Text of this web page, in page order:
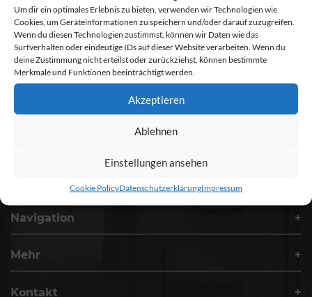
Um dir ein optimales Erlebnis zu bieten, verwenden wir Technologien wie
Cookies, um Geräteinformationen zu speichern und/oder darauf zuzugreifen.
Wenn du diesen Technologien zustimmst, können wir Daten wie das
Surfverhalten oder eindeutige IDs auf dieser Website verarbeiten. Wenn du
deine Zustimmung nicht erteilst oder zurückziehst, können bestimmte
Merkmale und Funktionen beeinträchtigt werden.
Akzeptieren
Ablehnen
Einstellungen ansehen
Cookie PolicyDatenschutzerklärungImpressum
VERANSTALTUNG ANFRAGEN
EVENT TICKETS
TISCHRESERVIERUNG
Der Lindenhof-Unterrichtung des Reisenden bei einer
Navigation
Mehr
Kontakt